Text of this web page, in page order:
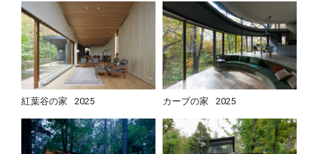
紅葉谷の家 2025 カーブの家 2025